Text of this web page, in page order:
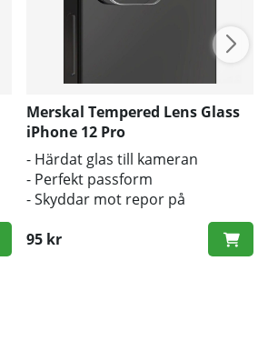
Merskal Tempered Lens Glass
iPhone 12 Pro
- Härdat glas till kameran
- Perfekt passform
- Skyddar mot repor på
95 kr